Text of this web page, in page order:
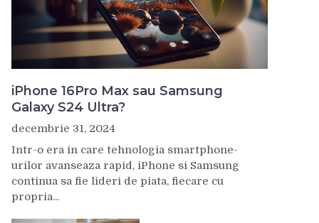
iPhone 16Pro Max sau Samsung
Galaxy S24 Ultra?
decembrie 31, 2024
Intr-o era in care tehnologia smartphone-
urilor avanseaza rapid, iPhone si Samsung
continua sa fie lideri de piata, fiecare cu
propria...